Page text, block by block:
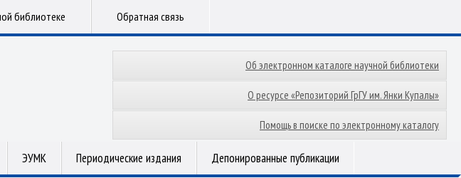
библиотеке Обратная связь
Об электронном каталоге научной библиотеки
О ресурсе «Репозиторий ГрГУ им. Янки Купалы»
Помощь в поиске по электронному каталогу
ЭУМК Периодические издания Депонированные публикации